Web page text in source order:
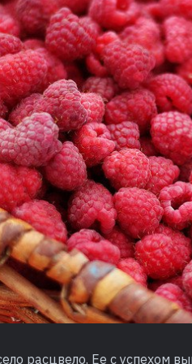
расцвело. Ее с успехом